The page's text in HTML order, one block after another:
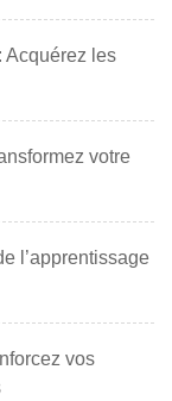
Acquérez les
votre
l’apprentissage
vos